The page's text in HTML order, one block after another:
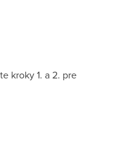
kroky 1. a 2. pre